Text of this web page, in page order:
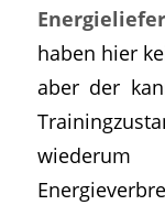
haben hier
aber der